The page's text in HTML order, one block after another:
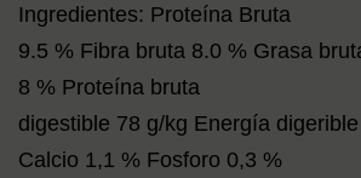
Ingredientes: Proteína Bruta
9.5 % Fibra bruta 8.0 % Grasa
8 % Proteína bruta
digestible 78 g/kg Energía
Calcio 1,1 % Fosforo 0,3 %